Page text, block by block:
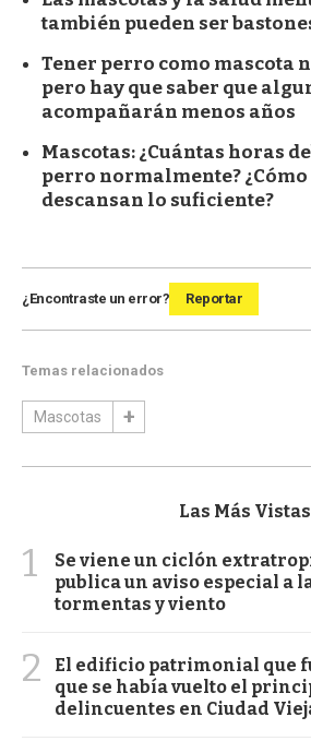
también pueden ser
Tener perro como mascota
pero hay que saber que
acompañarán menos años
Mascotas: ¿Cuántas horas
perro normalmente? ¿Cómo
descansan lo suficiente?
¿Encontraste un error? Reportar
Temas relacionados
Mascotas
Las Más Vistas
1
Se viene un ciclón
publica un aviso especial a
tormentas y viento
2
El edificio patrimonial que
que se había vuelto el
delincuentes en Ciudad